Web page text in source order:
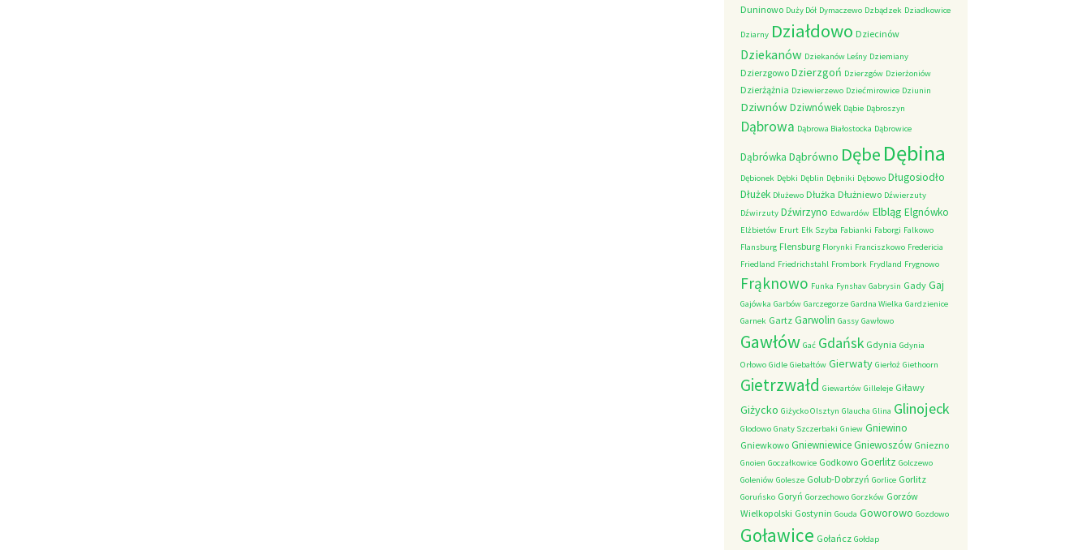
Duninowo Duży Dół Dymaczewo Dzbądzek Dziadkowice
Dziarny Działdowo Dziecinów
Dziekanów Dziekanów Leśny Dziemiany
Dzierzgowo Dzierzgoń Dzierzgów Dzierżoniów
Dzierżążnia Dziewierzewo Dziećmirowice Dziunin
DziwnówDziwnówek Dąbie Dąbroszyn
Dąbrowa Dąbrowa Białostocka Dąbrowice
Dąbrówka Dąbrówno Dębe Dębina
Dębionek Dębki Dęblin Dębniki Dębowo Długosiodło
Dłużek Dłużewo Dłużka Dłużniewo Dźwierzuty
Dźwirzuty Dźwirzyno Edwardów Elbląg Elgnówko
Elżbietów Erurt Ełk Szyba Fabianki Faborgi Falkowo
Flansburg Flensburg Florynki Franciszkowo Fredericia
Friedland Friedrichstahl Frombork Frydland Frygnowo
Frąknowo Funka Fynshav Gabrysin Gady Gaj
Gajówka Garbów Garczegorze Gardna Wielka Gardzienice
Garnek Gartz Garwolin Gassy Gawłowo
Gawłów Gać Gdańsk Gdynia Gdynia
Orłowo Gidle Giebałtów Gierwaty Gierłoż Giethoorn
Gietrzwałd Giewartów Gilleleje Giławy
Giżycko Giżycko Olsztyn Glaucha Glina Glinojeck
Glodowo Gnaty Szczerbaki Gniew Gniewino
Gniewkowo GniewniewiceGniewoszów Gniezno
Gnoien Goczałkowice Godkowo Goerlitz Golczewo
Goleniów Golesze Golub-Dobrzyń Gorlice Gorlitz
Goruńsko Goryń Gorzechowo Gorzków Gorzów
Wielkopolski Gostynin Gouda Goworowo Gozdowo
Goławice Gołańcz Gołdap